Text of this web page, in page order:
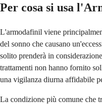
Per cosa si usa
L'armodafinil viene
del sonno che causano
solito prenderà in
trattamenti non hanno fornito
una vigilanza diurna affidabile
La condizione più comune che